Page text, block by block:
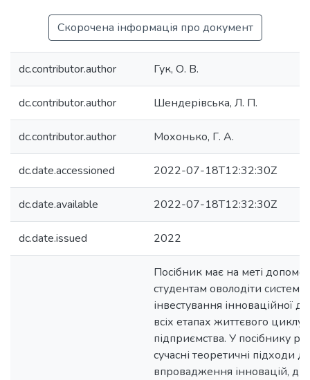
Скорочена інформація про документ
dc.contributor.author Гук, О. В.
dc.contributor.author Шендерівська, Л. П.
dc.contributor.author Мохонько, Г. А.
dc.date.accessioned 2022-07-18T12:32:30Z
dc.date.available 2022-07-18T12:32:30Z
dc.date.issued 2022
Посібник має на меті
студентам оволодіти
інвестування інноваційної
всіх етапах життєвого циклу
підприємства. У посібнику
сучасні теоретичні підходи до
впровадження інновацій,